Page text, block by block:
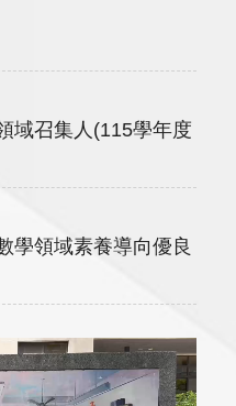
域召集人(115學年度
學領域素養導向優良